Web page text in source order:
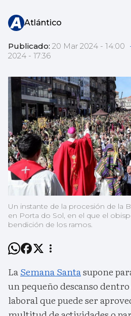
Atlántico
Publicado: 20 Mar 2024 - 14:00
2024 - 17:36
Un instante de la procesión de la
en Porta do Sol, en el que el
bendición de los ramos.
LaSemana Santasupone
un pequeño descanso
laboral que puede ser